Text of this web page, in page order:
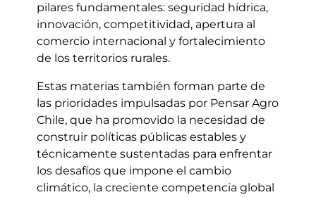
pilares fundamentales: seguridad hídrica,
innovación, competitividad, apertura al
comercio internacional y fortalecimiento
de los territorios rurales.
Estas materias también forman parte de
las prioridades impulsadas por Pensar Agro
Chile, que ha promovido la necesidad de
construir políticas públicas estables y
técnicamente sustentadas para enfrentar
los desafíos que impone el cambio
climático, la creciente competencia global